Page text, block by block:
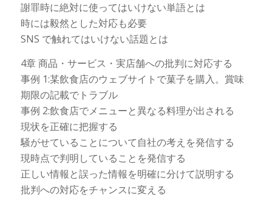
謝罪時に絶対に使ってはいけない単語とは
時には毅然とした対応も必要
SNS で触れてはいけない話題とは
4章 商品・サービス・実店舗への批判に対応する
事例 1:某飲食店のウェブサイトで菓子を購入。賞味
期限の記載でトラブル
事例 2:飲食店でメニューと異なる料理が出される
現状を正確に把握する
騒がせていることについて自社の考えを発信する
現時点で判明していることを発信する
正しい情報と誤った情報を明確に分けて説明する
批判への対応をチャンスに変える